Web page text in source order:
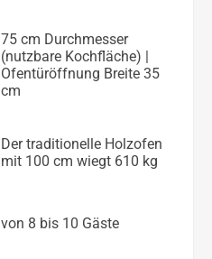
75 cm Durchmesser
(nutzbare Kochfläche) |
Ofentüröffnung Breite 35
cm
Der traditionelle Holzofen
mit 100 cm wiegt 610 kg
von 8 bis 10 Gäste